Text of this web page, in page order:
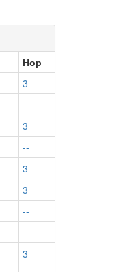
Нор
3
--
3
--
3
3
--
--
3